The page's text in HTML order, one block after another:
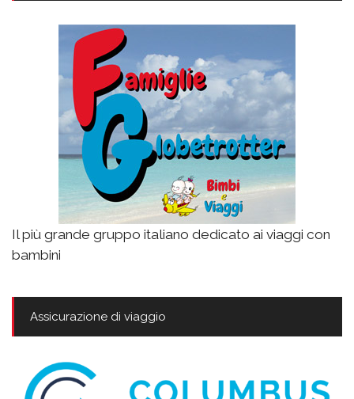
Il più grande gruppo italiano dedicato ai viaggi con
bambini
Assicurazione di viaggio